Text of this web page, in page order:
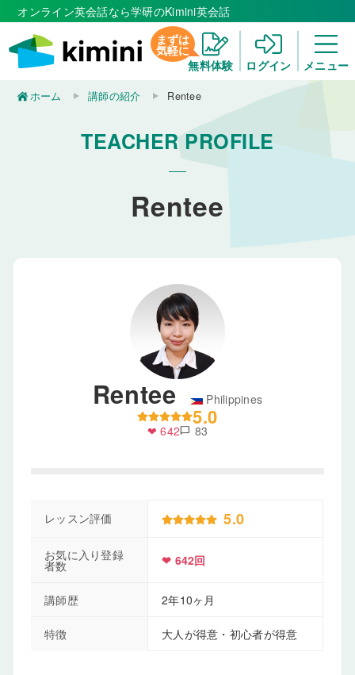
オンライン英会話なら学研のKimini英会話
まずは
気軽に
無料体験
ログイン メニュー
ホーム 講師の紹介 Rentee
TEACHER PROFILE
Rentee
Rentee Philippines
5.0
❤ 642chat_bubble 83
レッスン評価 5.0
お気に入り登録
者数 ❤ 642回
講師歴 2年10ヶ月
特徴 大人が得意・初心者が得意